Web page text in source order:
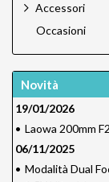
Accessori
Occasioni
Novità
19/01/2026
• Laowa 200mm
06/11/2025
• Modalità Dual